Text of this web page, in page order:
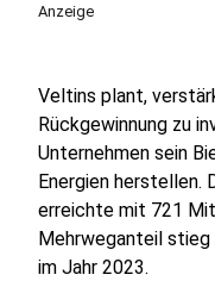
Anzeige
Veltins plant,
Rückgewinnung zu
Unternehmen sein
Energien herstellen.
erreichte mit 721
Mehrweganteil
im Jahr 2023.